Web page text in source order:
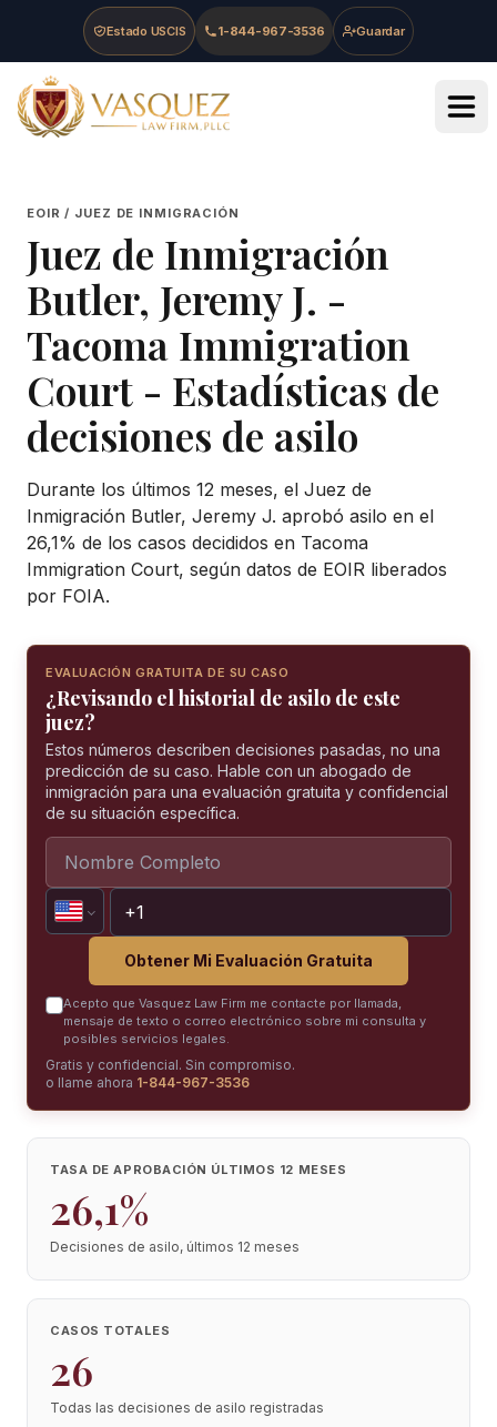
Skip to main content
Skip to navigation
Skip to footer
Estado USCIS 1-844-967-3536 Guardar
Vasquez Law Firm - Home
EOIR / JUEZ DE INMIGRACIÓN
Juez de Inmigración
Butler, Jeremy J. -
Tacoma Immigration
Court - Estadísticas de
decisiones de asilo
Durante los últimos 12 meses, el Juez de
Inmigración Butler, Jeremy J. aprobó asilo en el
26,1% de los casos decididos en Tacoma
Immigration Court, según datos de EOIR liberados
por FOIA.
EVALUACIÓN GRATUITA DE SU CASO
¿Revisando el historial de asilo de este
juez?
Estos números describen decisiones pasadas, no una
predicción de su caso. Hable con un abogado de
inmigración para una evaluación gratuita y confidencial
de su situación específica.
Obtener Mi Evaluación Gratuita
Acepto que Vasquez Law Firm me contacte por llamada,
mensaje de texto o correo electrónico sobre mi consulta y
posibles servicios legales.
Gratis y confidencial. Sin compromiso.
o llame ahora 1-844-967-3536
TASA DE APROBACIÓN ÚLTIMOS 12 MESES
26,1%
Decisiones de asilo, últimos 12 meses
CASOS TOTALES
26
Todas las decisiones de asilo registradas